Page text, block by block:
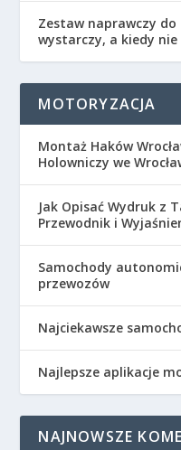
Zestaw naprawczy
wystarczy, a kiedy
MOTORYZACJA
Montaż Haków
Holowniczy we
Jak Opisać Wydruk z
Przewodnik i
Samochody
przewozów
Najciekawsze
Najlepsze aplikacje
NAJNOWSZE